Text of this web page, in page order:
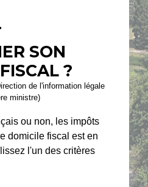
SON
?
de l'information légale
ministre)
ou non, les impôts
domicile fiscal est en
l'un des critères